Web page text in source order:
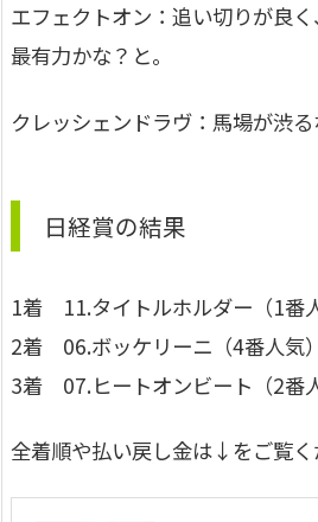
エフェクトオン：追い切りが良
最有力かな？と。
クレッシェンドラヴ：馬場が渋る
日経賞の結果
1着 11.タイトルホルダー（1番人
2着 06.ボッケリーニ（4番人気）
3着 07.ヒートオンビート（2番人
全着順や払い戻し金は↓をご覧く